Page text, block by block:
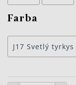
Farba
J17 Svetlý tyrkys